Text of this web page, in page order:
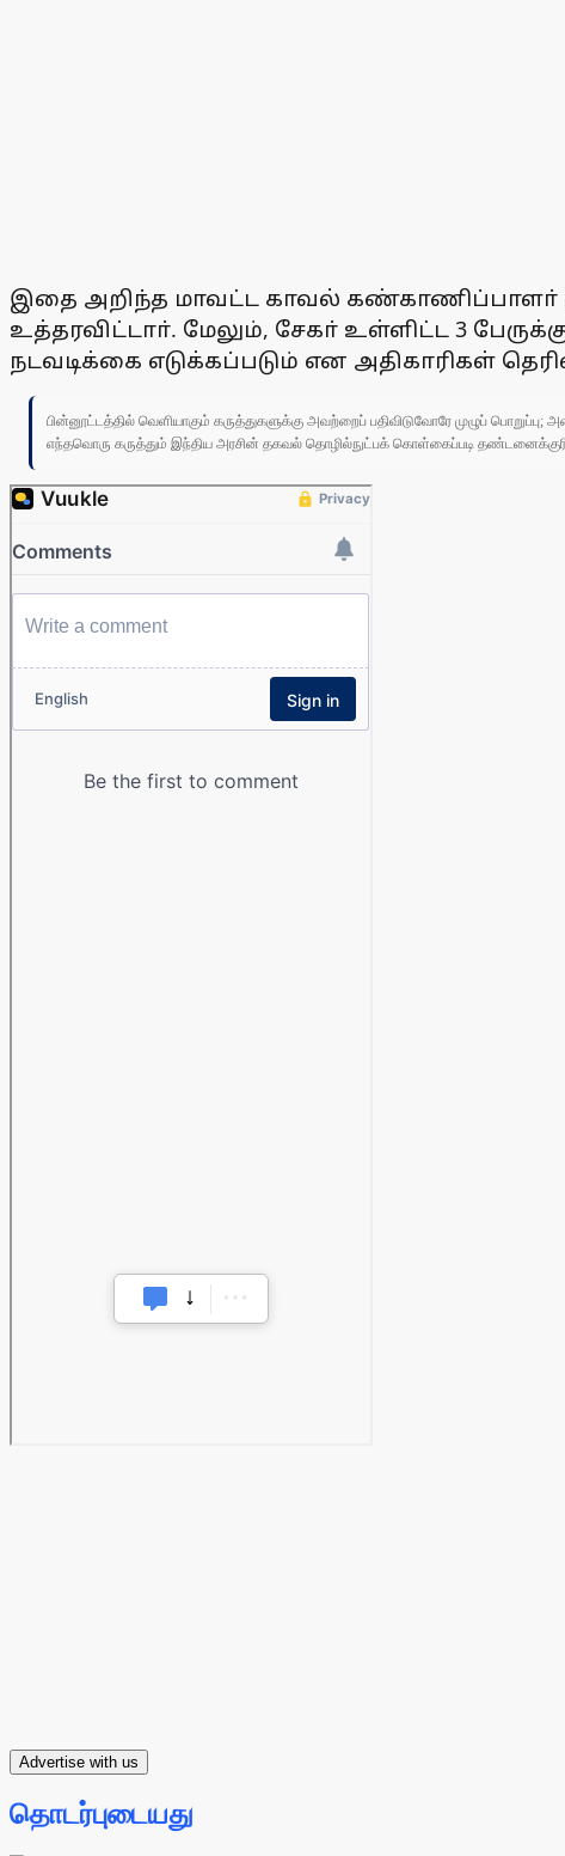
இதை அறிந்த மாவட்ட காவல் கண்காணிப்பாளா்
உத்தரவிட்டாா். மேலும், சேகா் உள்ளிட்ட 3
நடவடிக்கை எடுக்கப்படும் என அதிகாரிகள்
பின்னூட்டத்தில் வெளியாகும் கருத்துகளுக்கு அவற்றைப் பதிவிடுவோரே முழுப்
எந்தவொரு கருத்தும் இந்திய அரசின் தகவல் தொழில்நுட்பக் கொள்கைப்படி தண்டனைக்குரிய
Advertise with us
தொடர்புடையது